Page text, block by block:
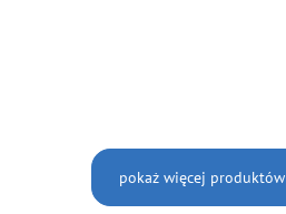
pokaż więcej produktów